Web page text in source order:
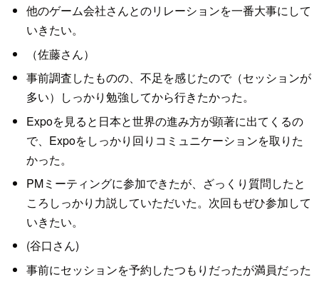
他のゲーム会社さんとのリレーションを一番大事にして
いきたい。
（佐藤さん）
事前調査したものの、不足を感じたので（セッションが
多い）しっかり勉強してから行きたかった。
Expoを見ると日本と世界の進み方が顕著に出てくるの
で、Expoをしっかり回りコミュニケーションを取りた
かった。
PMミーティングに参加できたが、ざっくり質問したと
ころしっかり力説していただいた。次回もぜひ参加して
いきたい。
(谷口さん)
事前にセッションを予約したつもりだったが満員だった